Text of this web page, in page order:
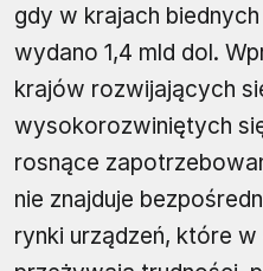
gdy w krajach
wydano 1,4 mld dol.
krajów rozwijających
wysokorozwiniętych
rosnące
nie znajduje
rynki urządzeń, które